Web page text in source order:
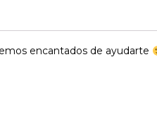
encantados de ayudarte